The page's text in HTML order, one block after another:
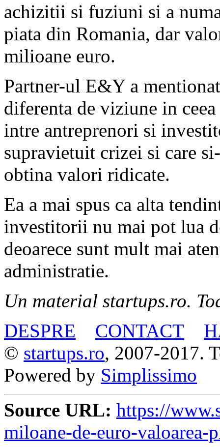
achizitii si fuziuni si a
piata din Romania, dar
milioane euro.
Partner-ul E&Y a
diferenta de viziune in
intre antreprenori si
supravietuit crizei si care
obtina valori ridicate.
Ea a mai spus ca alta
investitorii nu mai pot lua
deoarece sunt mult mai
administratie.
Un material startups.ro.
DESPRE
CONTACT
© startups.ro, 2007-2017.
Powered by Simplissimo
Source URL: https://
miloane-de-euro-